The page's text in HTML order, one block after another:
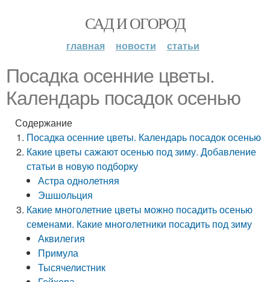
САД И ОГОРОД
главная новости статьи
Посадка осенние цветы.
Календарь посадок осенью
Содержание
Посадка осенние цветы. Календарь посадок осенью
Какие цветы сажают осенью под зиму. Добавление
статьи в новую подборку
Астра однолетняя
Эшшольция
Какие многолетние цветы можно посадить осенью
семенами. Какие многолетники посадить под зиму
Аквилегия
Примула
Тысячелистник